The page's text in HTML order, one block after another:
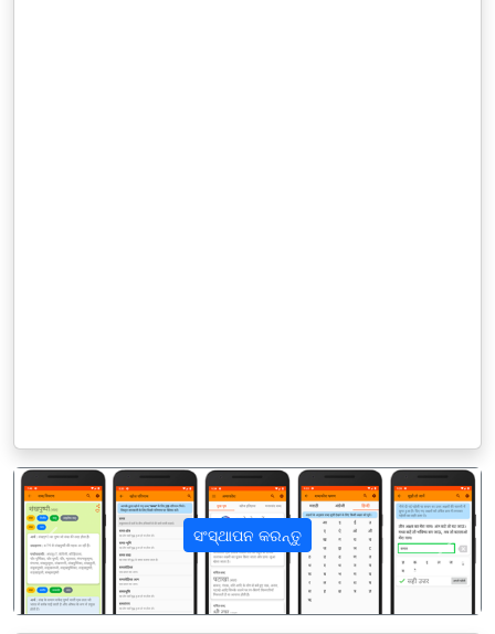
ସଂସ୍ଥାପନ କରନ୍ତୁ
पिछला अगला